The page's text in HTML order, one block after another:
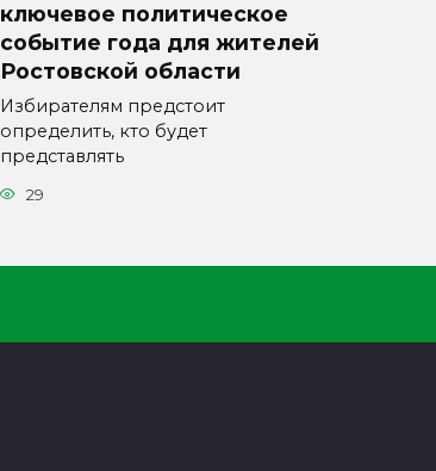
ключевое политическое
событие года для жителей
Ростовской области
Избирателям предстоит
определить, кто будет
представлять
29